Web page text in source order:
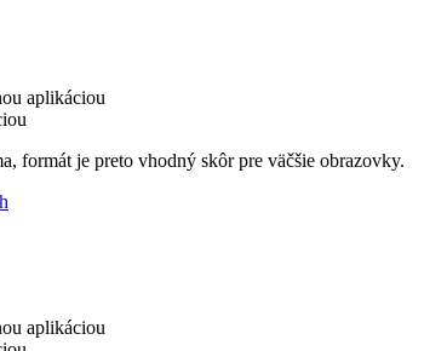
aplikáciou
formát je preto vhodný skôr pre väčšie obrazovky.
aplikáciou